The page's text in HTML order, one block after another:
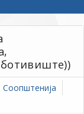
Соопштенија